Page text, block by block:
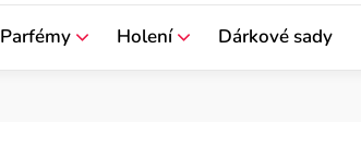
Parfémy Holení Dárkové sady